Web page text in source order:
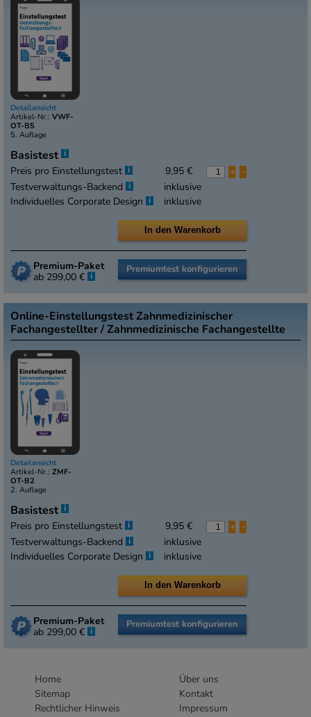
Detailansicht
Artikel-Nr.: VWF-
OT-B5
5. Auflage
Basistest i
Preis pro Einstellungstest i 9,95 € + -
Testverwaltungs-Backend i
inklusive
Individuelles Corporate Design i inklusive
Premium-Paket
ab 299,00 € i
Premiumtest konfigurieren
Online-Einstellungstest Zahnmedizinischer
Fachangestellter / Zahnmedizinische Fachangestellte
Detailansicht
Artikel-Nr.: ZMF-
OT-B2
2. Auflage
Basistest i
Preis pro Einstellungstest i 9,95 € + -
Testverwaltungs-Backend i
inklusive
Individuelles Corporate Design i inklusive
Premium-Paket
ab 299,00 € i
Premiumtest konfigurieren
Home
Sitemap
Rechtlicher Hinweis
Über uns
Kontakt
Impressum